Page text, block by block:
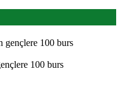
100 burs